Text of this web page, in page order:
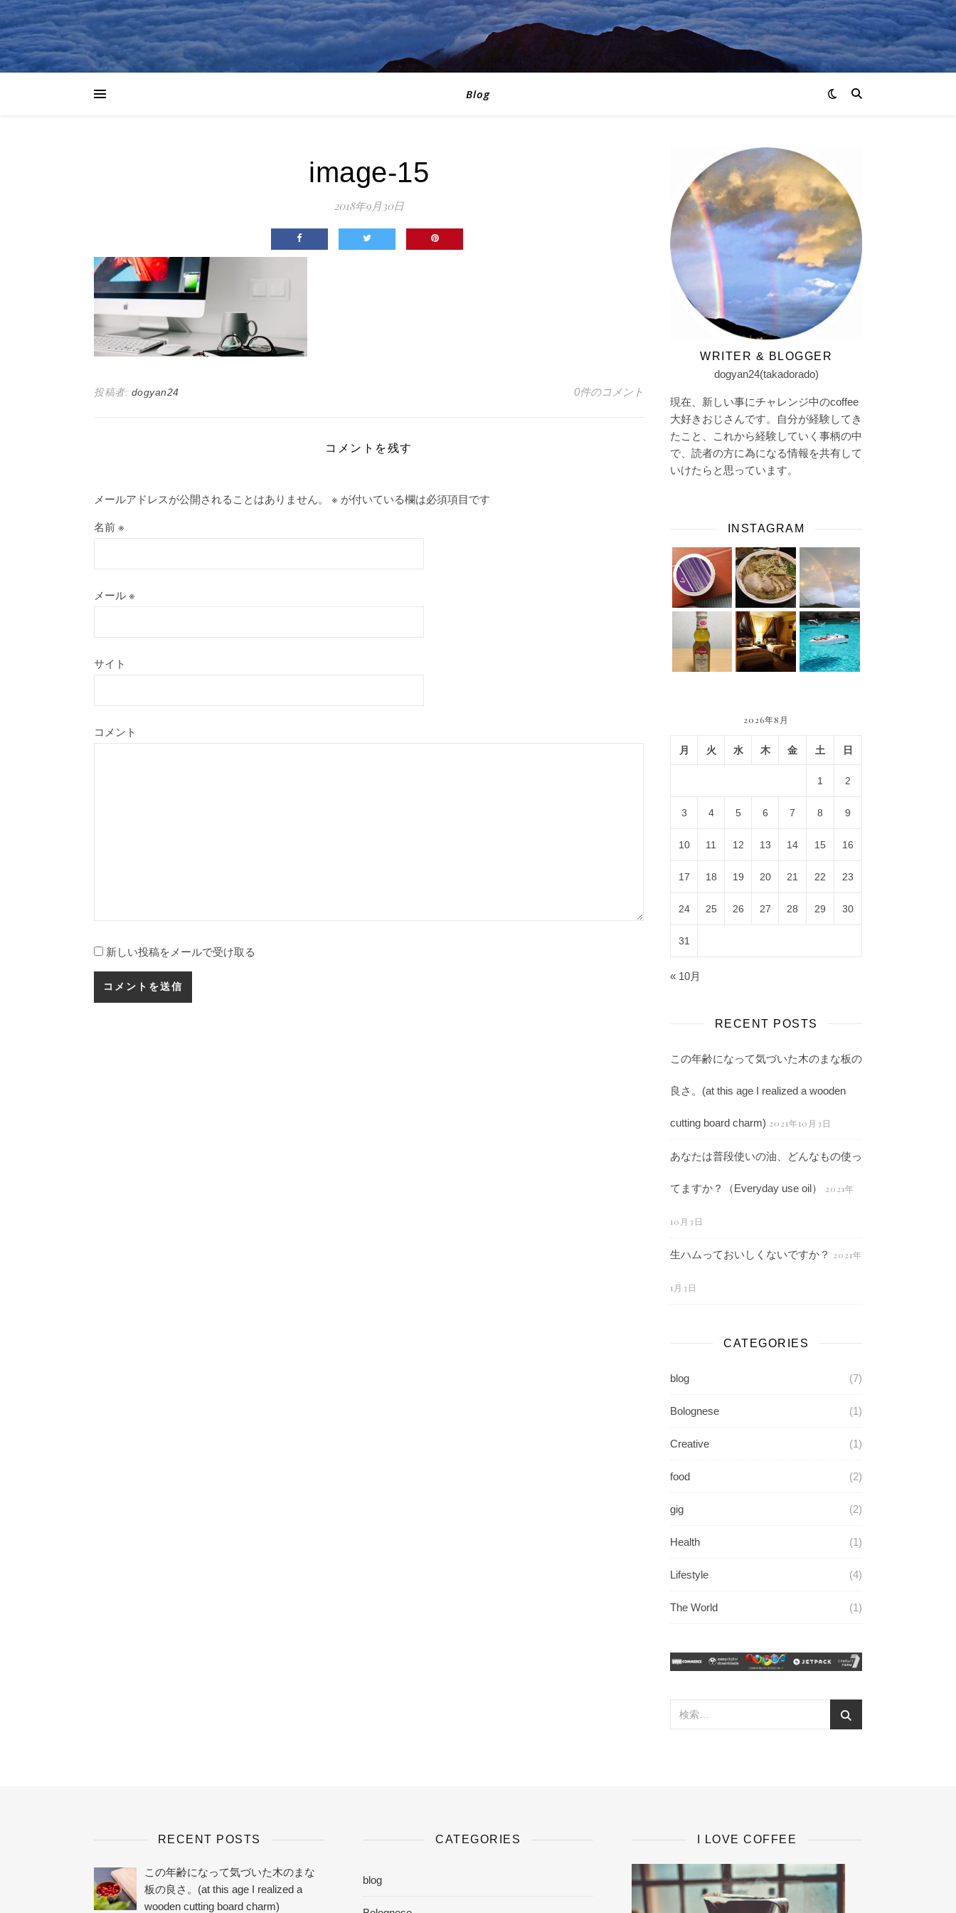
Blog
image-15
2018年9月30日
投稿者: dogyan24 0件のコメント
コメントを残す
メールアドレスが公開されることはありません。 ※ が付いている欄は必須項目です
名前 ※
メール ※
サイト
コメント
新しい投稿をメールで受け取る
WRITER & BLOGGER
dogyan24(takadorado)
現在、新しい事にチャレンジ中のcoffee
大好きおじさんです。自分が経験してき
たこと、これから経験していく事柄の中
で、読者の方に為になる情報を共有して
いけたらと思っています。
INSTAGRAM
2026年8月
月 火 水 木 金 土 日
1 2
3 4 5 6 7 8 9
10 11 12 13 14 15 16
17 18 19 20 21 22 23
24 25 26 27 28 29 30
31
« 10月
RECENT POSTS
この年齢になって気づいた木のまな板の
良さ。(at this age I realized a wooden
cutting board charm) 2021年10月3日
あなたは普段使いの油、どんなもの使っ
てますか？（Everyday use oil） 2021年
10月3日
生ハムっておいしくないですか？ 2021年
1月3日
CATEGORIES
blog (7)
Bolognese (1)
Creative (1)
food (2)
gig (2)
Health (1)
Lifestyle (4)
The World (1)
RECENT POSTS
この年齢になって気づいた木のまな
板の良さ。(at this age I realized a
wooden cutting board charm)
CATEGORIES
blog
I LOVE COFFEE